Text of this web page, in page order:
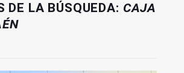
DE LA BÚSQUEDA: CAJA